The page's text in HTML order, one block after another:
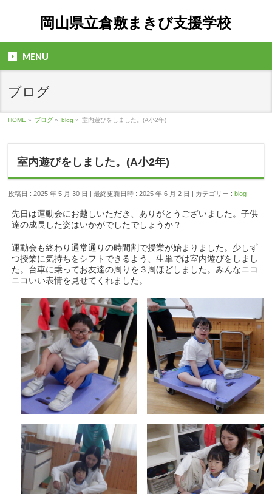
岡山県立倉敷まきび支援学校
MENU
ブログ
HOME » ブログ » blog » 室内遊びをしました。(A小2年)
室内遊びをしました。(A小2年)
投稿日 : 2025 年 5 月 30 日 最終更新日時 : 2025 年 6 月 2 日 カテゴリー :blog
先日は運動会にお越しいただき、ありがとうございました。子供
達の成長した姿はいかがでしたでしょうか？
運動会も終わり通常通りの時間割で授業が始まりました。少しず
つ授業に気持ちをシフトできるよう、生単では室内遊びをしまし
た。台車に乗ってお友達の周りを３周ほどしました。みんなニコ
ニコいい表情を見せてくれました。